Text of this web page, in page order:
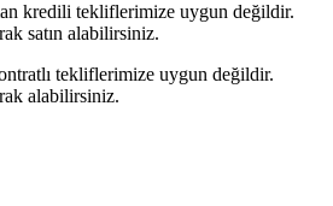
kredili tekliflerimize uygun değildir.
satın alabilirsiniz.
tekliflerimize uygun değildir.
alabilirsiniz.